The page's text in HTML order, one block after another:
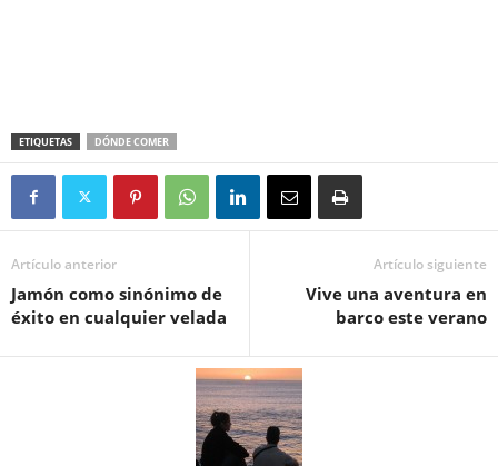
ETIQUETAS DÓNDE COMER
Artículo anterior
Jamón como sinónimo de
éxito en cualquier velada
Artículo siguiente
Vive una aventura en
barco este verano